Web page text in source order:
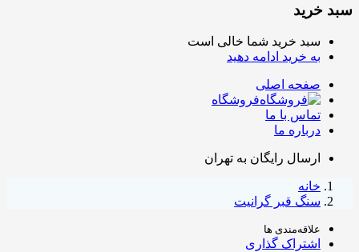
سبد خرید
سبد خرید شما خالی است
به خرید ادامه دهید
صفحه اصلی
فروشگاه
تماس با ما
درباره ما
ارسال رایگان به تهران
خانه
سنگ قبر گرانیت
علاقه‌مندی ها
اشتراک گذاری